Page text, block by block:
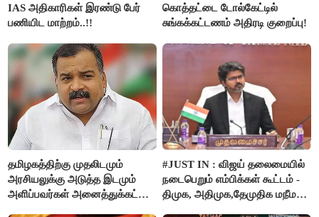
IAS அதிகாரிகள் இரண்டு பேர்
பணியிட மாற்றம்..!!
கொத்தட்டை டோல்கேட்டில்
சுங்கக்கட்டணம் அதிரடி குறைப்பு!
தமிழகத்திற்கு முதலிடமும்
அரசியலுக்கு அடுத்த இடமும்
அளிப்பவர்கள் அனைத்துக்கட்சி
#JUST IN : விஜய் தலைமையில்
நடைபெறும் எம்பிக்கள் கூட்டம் -
திமுக, அதிமுக,தேமுதிக மநீம